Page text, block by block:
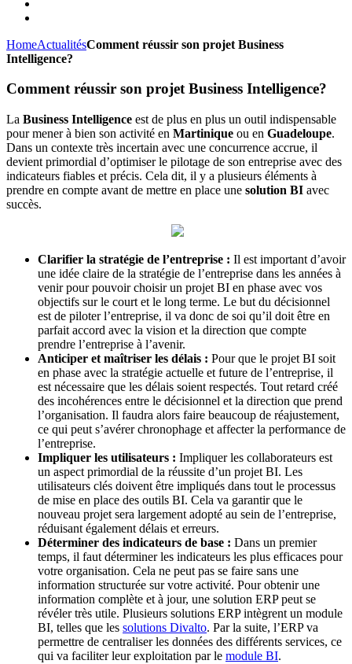
HomeActualitésComment réussir son projet Business
Intelligence?
Comment réussir son projet Business Intelligence?
La Business Intelligence est de plus en plus un outil indispensable
pour mener à bien son activité en Martinique ou en Guadeloupe.
Dans un contexte très incertain avec une concurrence accrue, il
devient primordial d’optimiser le pilotage de son entreprise avec des
indicateurs fiables et précis. Cela dit, il y a plusieurs éléments à
prendre en compte avant de mettre en place une solution BI avec
succès.
Clarifier la stratégie de l’entreprise : Il est important d’avoir
une idée claire de la stratégie de l’entreprise dans les années à
venir pour pouvoir choisir un projet BI en phase avec vos
objectifs sur le court et le long terme. Le but du décisionnel
est de piloter l’entreprise, il va donc de soi qu’il doit être en
parfait accord avec la vision et la direction que compte
prendre l’entreprise à l’avenir.
Anticiper et maîtriser les délais : Pour que le projet BI soit
en phase avec la stratégie actuelle et future de l’entreprise, il
est nécessaire que les délais soient respectés. Tout retard créé
des incohérences entre le décisionnel et la direction que prend
l’organisation. Il faudra alors faire beaucoup de réajustement,
ce qui peut s’avérer chronophage et affecter la performance de
l’entreprise.
Impliquer les utilisateurs : Impliquer les collaborateurs est
un aspect primordial de la réussite d’un projet BI. Les
utilisateurs clés doivent être impliqués dans tout le processus
de mise en place des outils BI. Cela va garantir que le
nouveau projet sera largement adopté au sein de l’entreprise,
réduisant également délais et erreurs.
Déterminer des indicateurs de base : Dans un premier
temps, il faut déterminer les indicateurs les plus efficaces pour
votre organisation. Cela ne peut pas se faire sans une
information structurée sur votre activité. Pour obtenir une
information complète et à jour, une solution ERP peut se
révéler très utile. Plusieurs solutions ERP intègrent un module
BI, telles que les solutions Divalto. Par la suite, l’ERP va
permettre de centraliser les données des différents services, ce
qui va faciliter leur exploitation par le module BI.